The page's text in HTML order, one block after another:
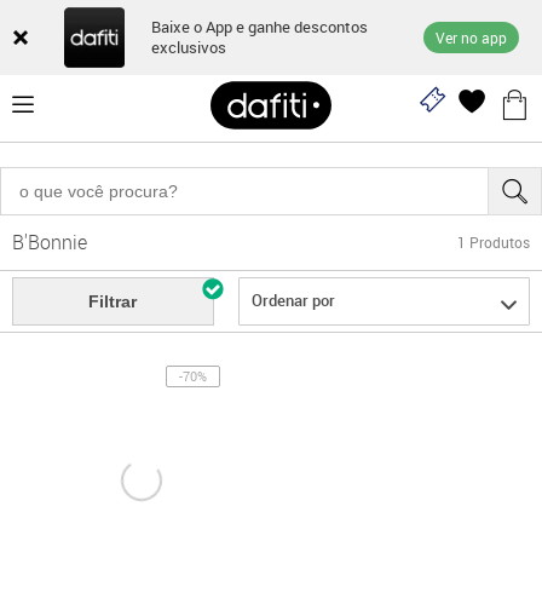
Baixe o App e ganhe descontos
exclusivos
Ver no app
B'Bonnie 1 Produtos
Filtrar Ordenar por
-70%